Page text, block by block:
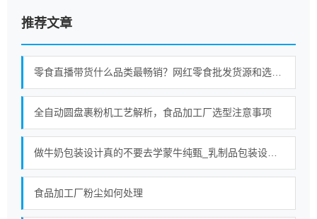
推荐文章
全自动圆盘裹粉机工艺解析，食品加工厂选型注意事项
食品加工厂粉尘如何处理